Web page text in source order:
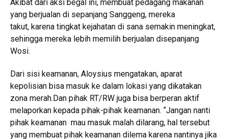
Akibat dari aksi begal ini, membuat pedagang makanan
yang berjualan di sepanjang Sanggeng, mereka
takut, karena tingkat kejahatan di sana semakin meningkat,
sehingga mereka lebih memilih berjualan disepanjang
Wosi.
Dari sisi keamanan, Aloysius mengatakan, aparat
kepolisian bisa masuk ke dalam lokasi yang dikatakan
zona merah.Dan pihak RT/RW juga bisa berperan aktif
melaporkan kepada pihak-pihak keamanan. “Jangan nanti
pihak keamanan mau masuk malah dilarang, hal tersebut
yang membuat pihak keamanan dilema karena nantinya jika